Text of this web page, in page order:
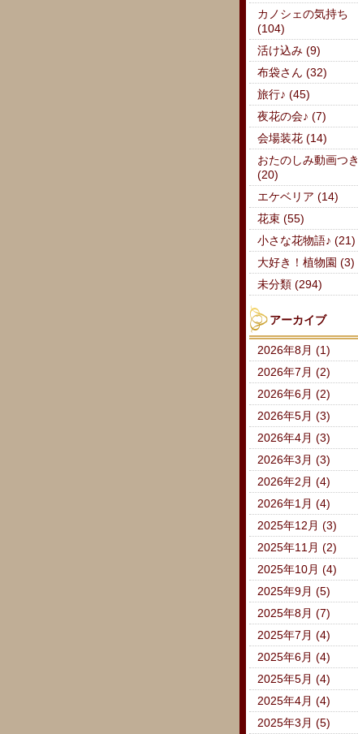
カノシェの気持ち
(104)
活け込み (9)
布袋さん (32)
旅行♪ (45)
夜花の会♪ (7)
会場装花 (14)
おたのしみ動画つき
(20)
エケベリア (14)
花束 (55)
小さな花物語♪ (21)
大好き！植物園 (3)
未分類 (294)
アーカイブ
2026年8月 (1)
2026年7月 (2)
2026年6月 (2)
2026年5月 (3)
2026年4月 (3)
2026年3月 (3)
2026年2月 (4)
2026年1月 (4)
2025年12月 (3)
2025年11月 (2)
2025年10月 (4)
2025年9月 (5)
2025年8月 (7)
2025年7月 (4)
2025年6月 (4)
2025年5月 (4)
2025年4月 (4)
2025年3月 (5)